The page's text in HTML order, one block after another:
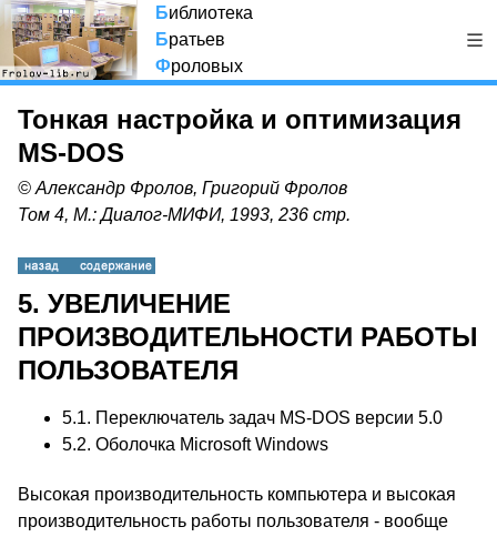
Библиотека
Братьев
Фроловых
Тонкая настройка и оптимизация
MS-DOS
© Александр Фролов, Григорий Фролов
Том 4, М.: Диалог-МИФИ, 1993, 236 стр.
5. УВЕЛИЧЕНИЕ
ПРОИЗВОДИТЕЛЬНОСТИ РАБОТЫ
ПОЛЬЗОВАТЕЛЯ
5.1. Переключатель задач MS-DOS версии 5.0
5.2. Оболочка Microsoft Windows
Высокая производительность компьютера и высокая
производительность работы пользователя - вообще